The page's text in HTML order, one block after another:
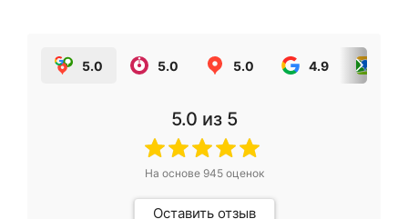
5.0 5.0 5.0 4.9
5.0 из 5
На основе 945оценок
Оставить отзыв